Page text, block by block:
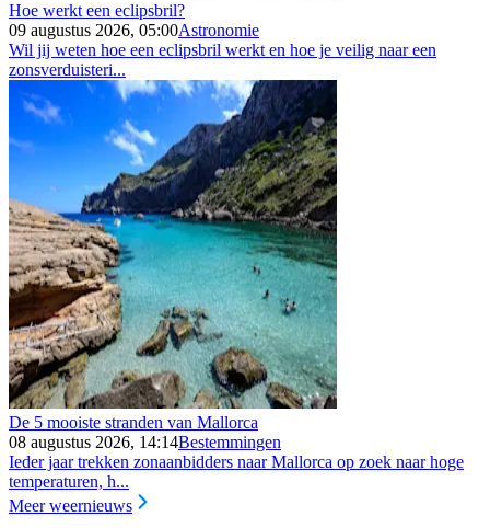
Hoe werkt een eclipsbril?
09 augustus 2026, 05:00Astronomie
Wil jij weten hoe een eclipsbril werkt en hoe je veilig naar een
zonsverduisteri...
De 5 mooiste stranden van Mallorca
08 augustus 2026, 14:14Bestemmingen
Ieder jaar trekken zonaanbidders naar Mallorca op zoek naar hoge
temperaturen, h...
Meer weernieuws